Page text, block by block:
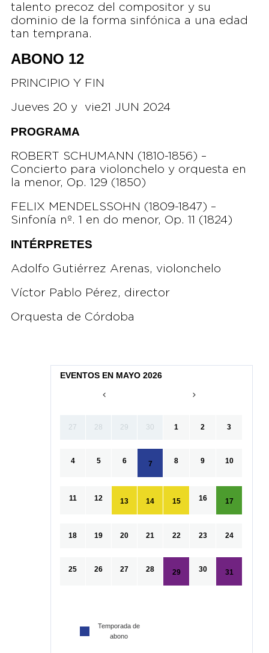
talento precoz del compositor y su
dominio de la forma sinfónica a una edad
tan temprana.
ABONO 12
PRINCIPIO Y FIN
Jueves 20 y vie21 JUN 2024
PROGRAMA
ROBERT SCHUMANN (1810-1856) –
Concierto para violonchelo y orquesta en
la menor, Op. 129 (1850)
FELIX MENDELSSOHN (1809-1847) –
Sinfonía nº. 1 en do menor, Op. 11 (1824)
INTÉRPRETES
Adolfo Gutiérrez Arenas, violonchelo
Víctor Pablo Pérez, director
Orquesta de Córdoba
EVENTOS EN MAYO 2026
27 28 29 30 1 2 3
4 5 6 7 8 9 10
11 12 13 14 15 16 17
18 19 20 21 22 23 24
25 26 27 28 29 30 31
Temporada de
abono